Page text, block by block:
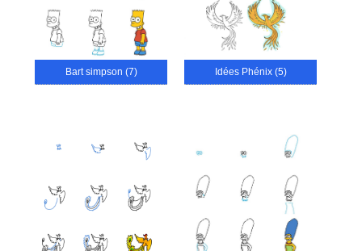
Bart simpson (7) Idées Phénix (5)